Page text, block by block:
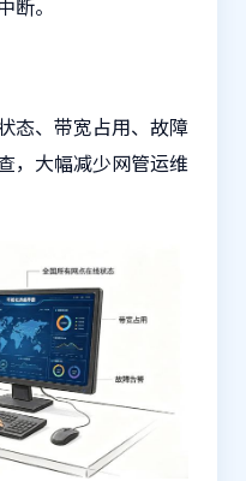
。
态、带宽占用、故障
，大幅减少网管运维